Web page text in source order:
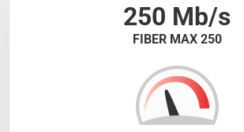
250 Mb/s
FIBER MAX 250